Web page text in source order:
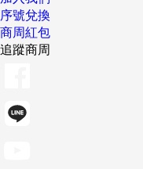
序號兌換
商周紅包
追蹤商周